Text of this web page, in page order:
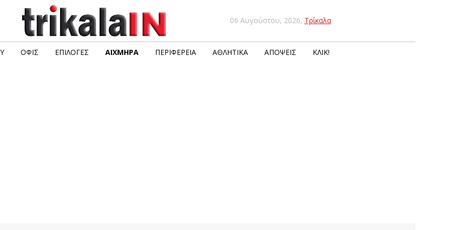
06 Αυγούστου, 2026, Τρίκαλα
ΟΦΙΣ ΕΠΙΛΟΓΈΣ ΑΙΧΜΗΡΆ ΠΕΡΙΦΈΡΕΙΑ ΑΘΛΗΤΙΚΆ ΑΠΌΨΕΙΣ ΚΛΙΚ!